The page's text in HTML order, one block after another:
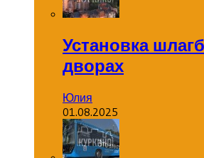
Установка
дворах
Юлия
01.08.2025